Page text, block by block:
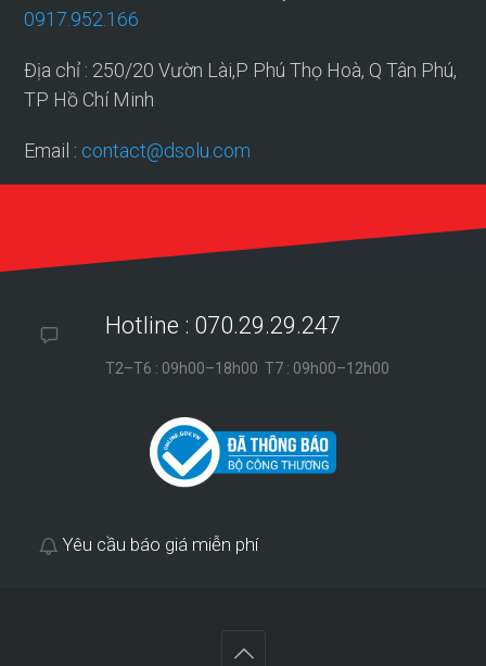
0917.952.166
Địa chỉ : 250/20 Vườn Lài,P Phú Thọ Hoà, Q Tân Phú,
TP Hồ Chí Minh
Email : contact@dsolu.com
Hotline : 070.29.29.247
T2–T6 : 09h00–18h00 T7 : 09h00–12h00
Yêu cầu báo giá miễn phí